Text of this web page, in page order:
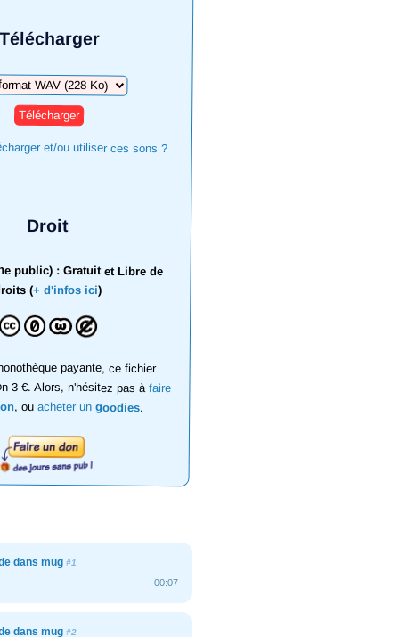
Télécharger
et/ou utiliser ces sons ?
Droit
public) : Gratuit et Libre de
(+ d'infos ici)
payante, ce fichier
3 €. Alors, n'hésitez pas àfaire
, ouacheter ungoodies.
dans mug#1
00:07
dans mug#2